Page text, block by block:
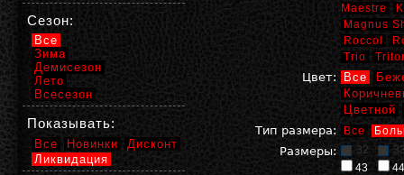
Maestre
Magnus
Roccol
Trio
Цвет: Все
Цветной
Тип размера:
Все
Размеры: 32
43
44
Сезон:
Все
Зима
Демисезон
Лето
Всесезон
Показывать:
Все Новинки
Дисконт
Ликвидация